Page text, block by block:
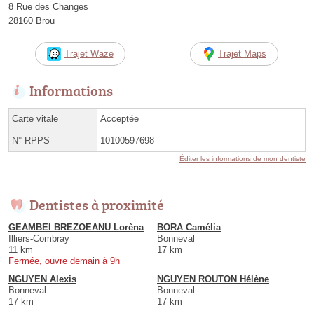
8 Rue des Changes
28160 Brou
Trajet Waze Trajet Maps
Informations
Carte vitale Acceptée
N° RPPS 10100597698
Éditer les informations de mon dentiste
Dentistes à proximité
GEAMBEI BREZOEANU Lorèna
Illiers-Combray
11 km
Fermée, ouvre demain à 9h
BORA Camélia
Bonneval
17 km
NGUYEN Alexis
Bonneval
17 km
NGUYEN ROUTON Hélène
Bonneval
17 km